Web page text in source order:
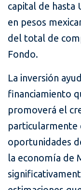
capital de hasta
en pesos
del total de
Fondo.
La inversión
financiamiento
promoverá el
particularmente
oportunidades
la economía de